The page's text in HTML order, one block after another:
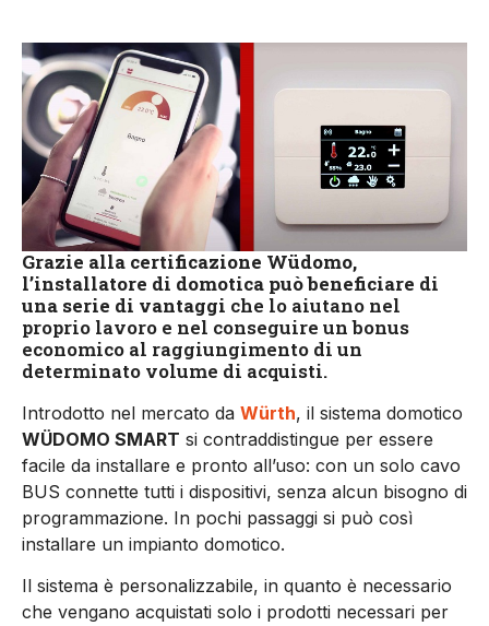
Grazie alla certificazione Wüdomo,
l’installatore di domotica può beneficiare di
una serie di vantaggi che lo aiutano nel
proprio lavoro e nel conseguire un bonus
economico al raggiungimento di un
determinato volume di acquisti.
Introdotto nel mercato da Würth, il sistema domotico
WÜDOMO SMART si contraddistingue per essere
facile da installare e pronto all’uso: con un solo cavo
BUS connette tutti i dispositivi, senza alcun bisogno di
programmazione. In pochi passaggi si può così
installare un impianto domotico.
Il sistema è personalizzabile, in quanto è necessario
che vengano acquistati solo i prodotti necessari per